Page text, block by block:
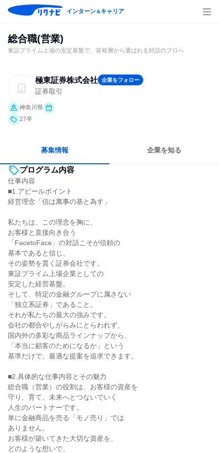
インターン＆キャリア
総合職(営業)
東証プライム上場の安定基盤で、富裕層から選ばれる対話のプロへ
極東証券株式会社 企業をフォロー
証券取引
神奈川県
27卒
募集情報 企業を知る
プログラム内容
仕事内容
■1.アピールポイント
経営理念「信は萬事の基と為す」
私たちは、この理念を胸に、
お客様と直接向き合う
「FacetoFace」の対話こそが信頼の
基本であると信じ、
その姿勢を貫く証券会社です。
東証プライム上場企業としての
安定した経営基盤。
そして、特定の金融グループに属さない
「独立系証券」であること。
それが私たちの最大の強みです。
会社の都合やしがらみにとらわれず、
国内外の多彩な商品ラインナップから、
「本当に顧客のためになるか」という
基準だけで、最適な提案を追求できます。
■2.具体的な仕事内容とその魅力
総合職（営業）の役割は、お客様の資産を
守り、育て、未来へとつないでいく
人生のパートナーです。
単に金融商品を売る「モノ売り」では
ありません。
お客様が築いてきた大切な資産を、
どのような想いで、